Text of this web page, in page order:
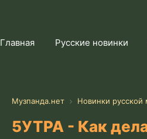
Главная Русские новинки
Музпанда.нет Новинки русской
5УТРА - Как